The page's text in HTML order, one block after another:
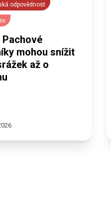
odpovědnost
Pachové
mohou snížit
až o